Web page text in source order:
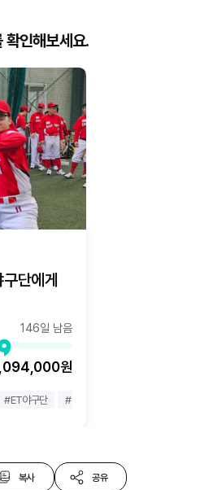
확인해보세요.
단에게
146일 남음
원
#ET야구단 #
복사 공유